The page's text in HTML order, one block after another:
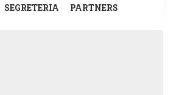
SEGRETERIA PARTNERS